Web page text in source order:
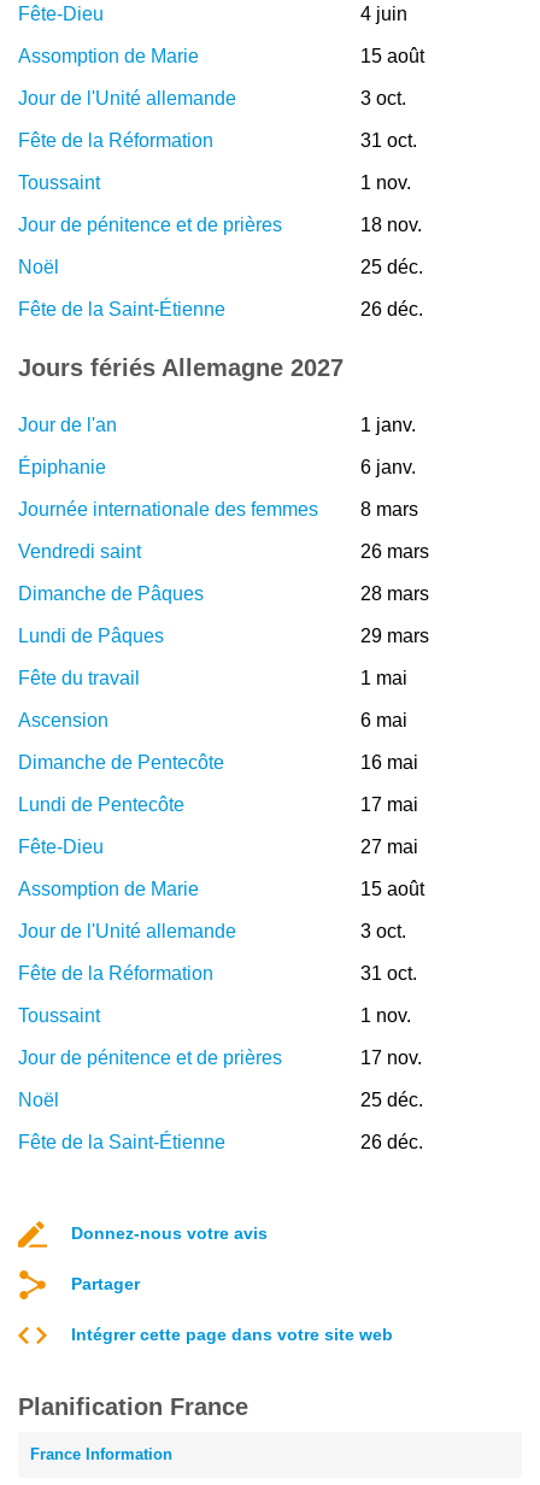
Fête-Dieu 4 juin
Assomption de Marie 15 août
Jour de l'Unité allemande 3 oct.
Fête de la Réformation 31 oct.
Toussaint 1 nov.
Jour de pénitence et de prières 18 nov.
Noël 25 déc.
Fête de la Saint-Étienne 26 déc.
Jours fériés Allemagne 2027
Jour de l'an 1 janv.
Épiphanie 6 janv.
Journée internationale des femmes 8 mars
Vendredi saint 26 mars
Dimanche de Pâques 28 mars
Lundi de Pâques 29 mars
Fête du travail 1 mai
Ascension 6 mai
Dimanche de Pentecôte 16 mai
Lundi de Pentecôte 17 mai
Fête-Dieu 27 mai
Assomption de Marie 15 août
Jour de l'Unité allemande 3 oct.
Fête de la Réformation 31 oct.
Toussaint 1 nov.
Jour de pénitence et de prières 17 nov.
Noël 25 déc.
Fête de la Saint-Étienne 26 déc.
Donnez-nous votre avis
Partager
Intégrer cette page dans votre site web
Planification France
France Information